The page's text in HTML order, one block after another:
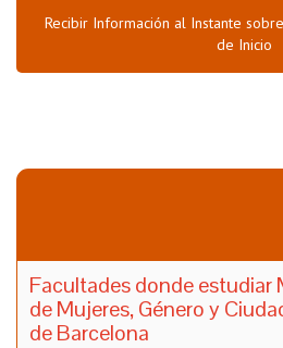
Recibir Información al Instante
de Inicio
Facultades donde estudiar
de Mujeres, Género y
de Barcelona